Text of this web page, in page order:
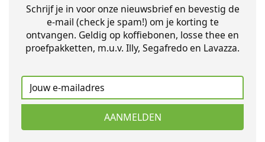
Schrijf je in voor onze nieuwsbrief en bevestig de
e-mail (check je spam!) om je korting te
ontvangen. Geldig op koffiebonen, losse thee en
proefpakketten, m.u.v. Illy, Segafredo en Lavazza.
AANMELDEN